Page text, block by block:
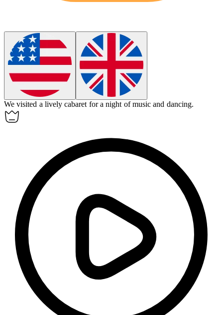
We visited a livelycabaret for a night of music and dancing.